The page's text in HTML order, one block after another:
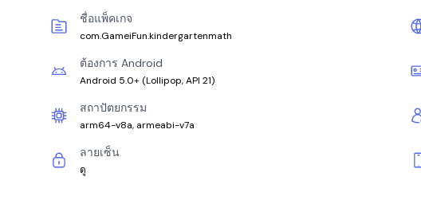
ชื่อแพ็คเกจ
com.GameiFun.kindergartenmath
ต้องการ Android
Android 5.0+ (Lollipop, API 21)
สถาปัตยกรรม
arm64-v8a, armeabi-v7a
ลายเซ็น
ดู